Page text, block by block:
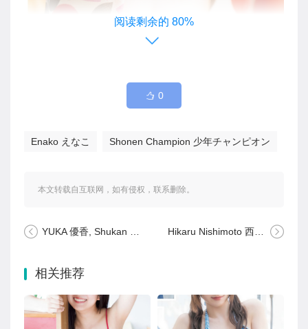
80%
0
Enako えなこ Shonen Champion 少年チャンピオン
本文转载自互联网，如有侵权，联系删除。
YUKA 優香, Shukan Bunshun 2023.06.29 (週刊文春 2023年6月29日号) Hikaru Nishimoto 西本ヒカル, Weekly Playboy 2023 No.35 (週刊プレイボーイ 2023年35号)
相关推荐